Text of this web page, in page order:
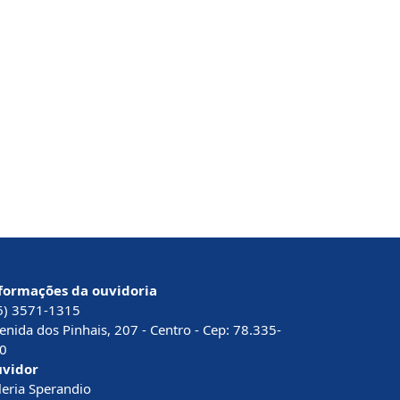
da ouvidoria
3571-1315
dos Pinhais, 207 - Centro - Cep: 78.335-
Sperandio